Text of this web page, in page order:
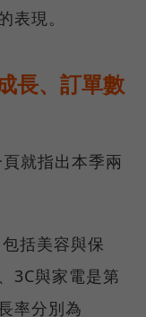
表現。
長、訂單數
就指出本季兩
包括美容與保
3C與家電是第
率分別為